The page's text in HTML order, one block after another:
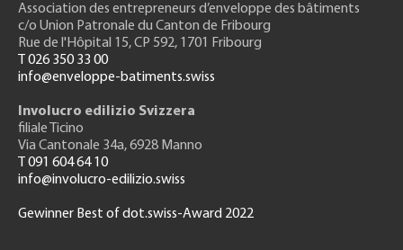
Association des entrepreneurs d’enveloppe des bâtiments
c/o Union Patronale du Canton de Fribourg
Rue de l'Hôpital 15, CP 592, 1701 Fribourg
T 026 350 33 00
info@enveloppe-batiments.swiss
Involucro edilizio Svizzera
filiale Ticino
Via Cantonale 34a, 6928 Manno
T 091 604 64 10
info@involucro-edilizio.swiss
Gewinner Best of dot.swiss-Award 2022